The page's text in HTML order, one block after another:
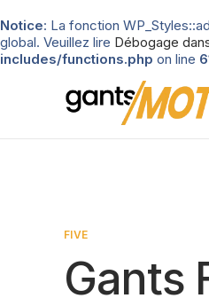
Notice: La fonction
global. Veuillez lire Débogage
includes/functions.php on line
FIVE
Gants